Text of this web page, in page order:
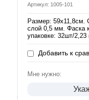
Артикул: 1005-101
Размер:
слой 0,5 мм. Фаска
упаковке: 32шт/2,23
Добавить к
Мне нужно: